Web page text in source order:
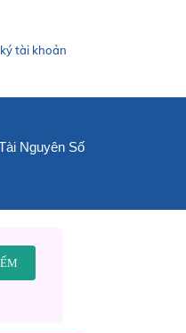
tài khoản
Nguyên Số